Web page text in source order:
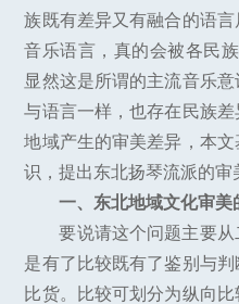
族既有差异又有融合的语
音乐语言，真的会被各民
显然这是所谓的主流音乐
与语言一样，也存在民族
地域产生的审美差异，本
识，提出东北扬琴流派的审
一、东北地域文化审美
要说请这个问题主要
是有了比较既有了鉴别与
比货。比较可划分为纵向